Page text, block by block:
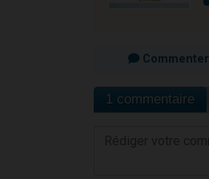
Commenter
1 commentaire